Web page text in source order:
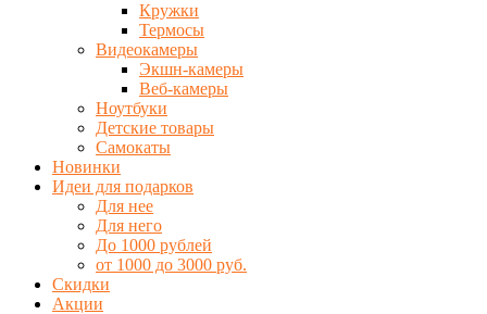
Кружки
Термосы
Видеокамеры
Экшн-камеры
Веб-камеры
Ноутбуки
Детские товары
Самокаты
Новинки
Идеи для подарков
Для нее
Для него
До 1000 рублей
от 1000 до 3000 руб.
Скидки
Акции